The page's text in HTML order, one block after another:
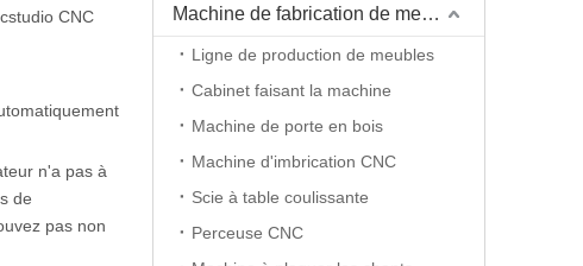
CNC
n'a pas à
de
pas non
Machine de fabrication de meubles
Ligne de production de meubles
Cabinet faisant la machine
Machine de porte en bois
Machine d'imbrication CNC
Scie à table coulissante
Perceuse CNC